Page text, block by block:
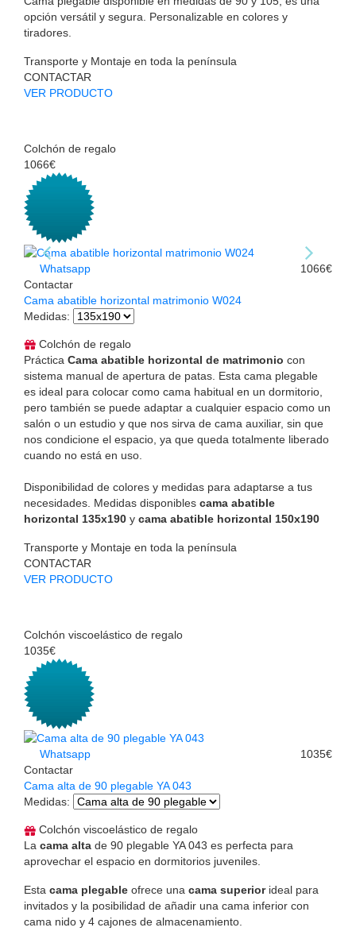
opción versátil y segura. Personalizable en colores y
tiradores.
Transporte y Montaje en toda la península
CONTACTAR
VER PRODUCTO
Colchón de regalo
1066€
Whatsapp
Contactar
1066€
Cama abatible horizontal matrimonio W024
Medidas:
Colchón de regalo
Práctica Cama abatible horizontal de matrimonio con
sistema manual de apertura de patas. Esta cama plegable
es ideal para colocar como cama habitual en un dormitorio,
pero también se puede adaptar a cualquier espacio como un
salón o un estudio y que nos sirva de cama auxiliar, sin que
nos condicione el espacio, ya que queda totalmente liberado
cuando no está en uso.
Disponibilidad de colores y medidas para adaptarse a tus
necesidades. Medidas disponibles cama abatible
horizontal 135x190 y cama abatible horizontal 150x190
Transporte y Montaje en toda la península
CONTACTAR
VER PRODUCTO
Colchón viscoelástico de regalo
1035€
Whatsapp
Contactar
1035€
Cama alta de 90 plegable YA 043
Medidas:
Colchón viscoelástico de regalo
La cama alta de 90 plegable YA 043 es perfecta para
aprovechar el espacio en dormitorios juveniles.
Esta cama plegable ofrece una cama superiorideal para
invitados y la posibilidad de añadir una cama inferior con
cama nido y 4 cajones de almacenamiento.